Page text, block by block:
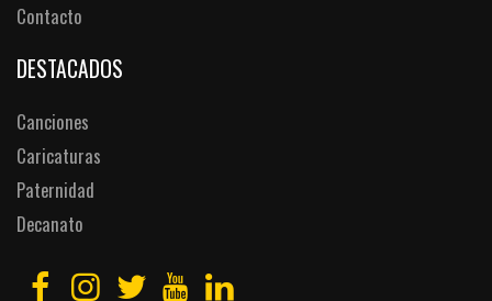
Contacto
DESTACADOS
Canciones
Caricaturas
Paternidad
Decanato